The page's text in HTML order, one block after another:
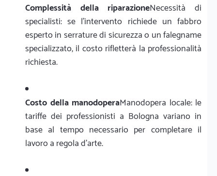
Complessità della riparazioneNecessità di
specialisti: se l'intervento richiede un fabbro
esperto in serrature di sicurezza o un falegname
specializzato, il costo rifletterà la professionalità
richiesta.
Costo della manodoperaManodopera locale: le
tariffe dei professionisti a Bologna variano in
base al tempo necessario per completare il
lavoro a regola d'arte.